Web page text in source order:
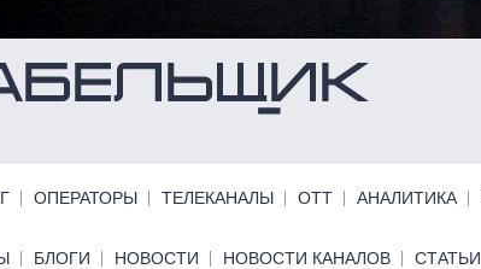
ОПЕРАТОРЫ ТЕЛЕКАНАЛЫ ОТТ АНАЛИТИКА
bottom
БЛОГИ НОВОСТИ НОВОСТИ КАНАЛОВ СТАТЬИ